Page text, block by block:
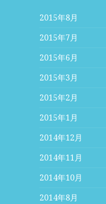
2015年8月
2015年7月
2015年6月
2015年3月
2015年2月
2015年1月
2014年12月
2014年11月
2014年10月
2014年8月